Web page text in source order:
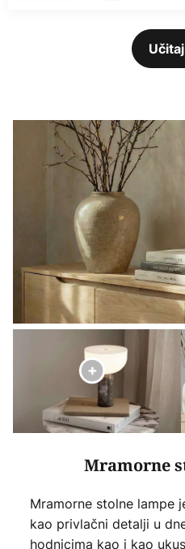
Mramorne
Mramorne stolne lampe
kao privlačni detalji u
hodnicima kao i kao